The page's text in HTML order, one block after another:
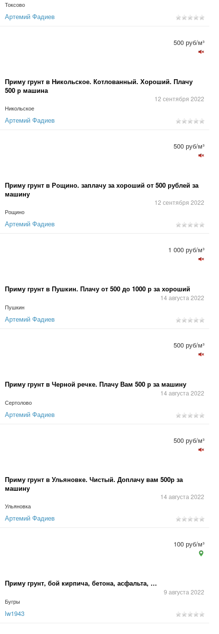
Токсово
Артемий Фадиев
Приму грунт в Никольское. Котлованный. Хороший. Плачу
500 р машина
12 сентября 2022
Никольское
500 руб/м³
Артемий Фадиев
Приму грунт в Рощино. заплачу за хороший от 500 рублей за
машину
12 сентября 2022
Рощино
500 руб/м³
Артемий Фадиев
Приму грунт в Пушкин. Плачу от 500 до 1000 р за хороший
14 августа 2022
Пушкин
1 000 руб/м³
Артемий Фадиев
Приму грунт в Черной речке. Плачу Вам 500 р за машину
14 августа 2022
Сертолово
500 руб/м³
Артемий Фадиев
Приму грунт в Ульяновке. Чистый. Доплачу вам 500р за
машину
14 августа 2022
Ульяновка
500 руб/м³
Артемий Фадиев
Приму грунт, бой кирпича, бетона, асфальта, …
9 августа 2022
Бугры
100 руб/м³
lw1943